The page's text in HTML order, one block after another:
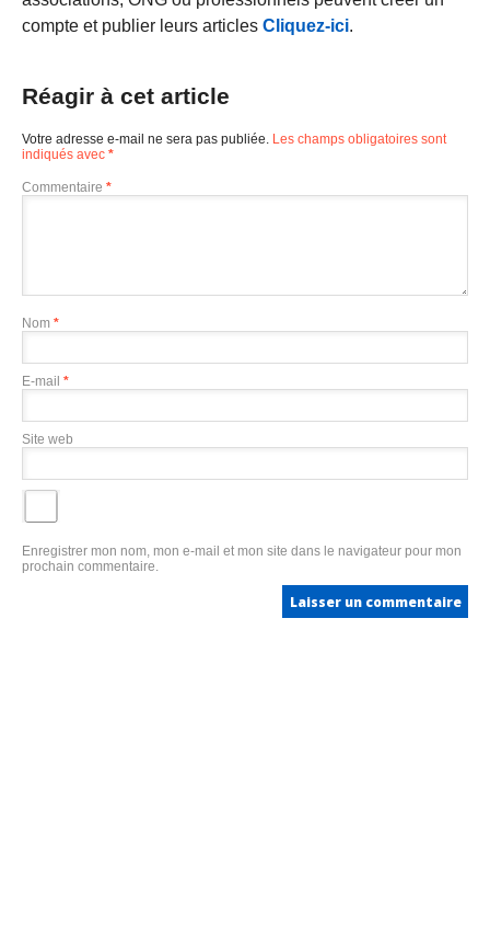
compte et publier leurs articles Cliquez-ici.
Réagir à cet article
Votre adresse e-mail ne sera pas publiée. Les champs obligatoires sont
indiqués avec *
Commentaire *
Nom *
E-mail *
Site web
Enregistrer mon nom, mon e-mail et mon site dans le navigateur pour mon
prochain commentaire.